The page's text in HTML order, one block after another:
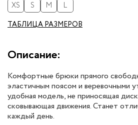
XS S M
L
ТАБЛИЦА РАЗМЕРОВ
Описание:
Комфортные брюки прямого
эластичным поясом и веревочными
удобная модель, не приносящая
сковывающая движения. Станет
каждый день.